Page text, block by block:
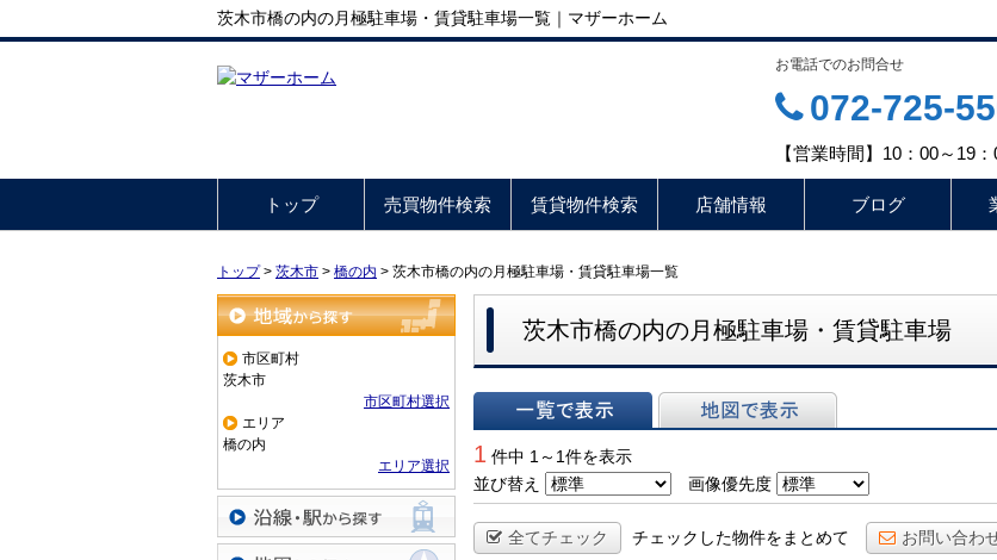
茨木市橋の内の月極駐車場・賃貸駐車場一覧｜マザーホーム
お電話でのお問合せ
072-725-
【営業時間】10：00～19
トップ 売買物件検索 賃貸物件検索 店舗情報 ブログ
トップ> 茨木市 > 橋の内 > 茨木市橋の内の月極駐車場・賃貸駐車場一覧
地域から探す
市区町村
茨木市
市区町村選択
エリア
橋の内
エリア選択
沿線・駅から探す
茨木市橋の内の月極駐車場・賃貸駐車場
1 件中 1～1件を表示
並び替え
画像優先度
全てチェック チェックした物件をまとめて お問い合わ